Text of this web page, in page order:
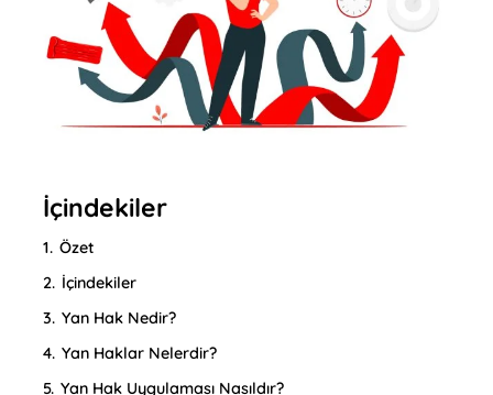
İçindekiler
1. Özet
2. İçindekiler
3. Yan Hak Nedir?
4. Yan Haklar Nelerdir?
5. Yan Hak Uygulaması Nasıldır?